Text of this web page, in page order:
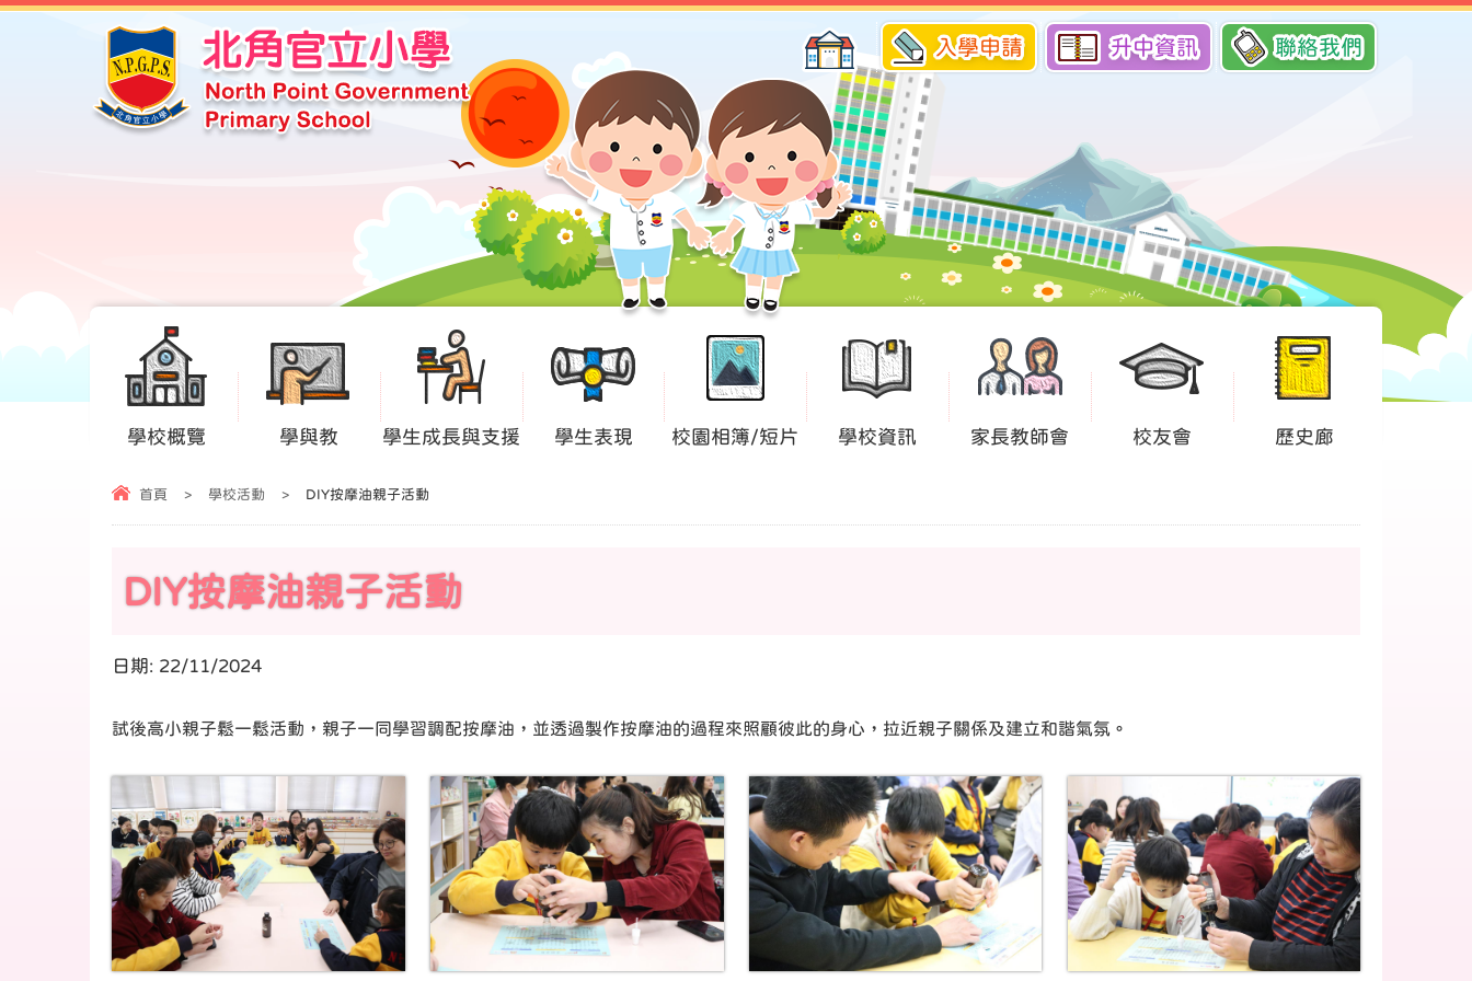
入學申請 升中資訊 聯絡我們
學校概覽 學與教 學生成長與支援 學生表現 校園相簿/短片 學校資訊 家長教師會 校友會 歷史廊
首頁 > 學校活動 > DIY按摩油親子活動
DIY按摩油親子活動
日期: 22/11/2024
試後高小親子鬆一鬆活動，親子一同學習調配按摩油，並透過製作按摩油的過程來照顧彼此的身心，拉近親子關係及建立和諧氣氛。